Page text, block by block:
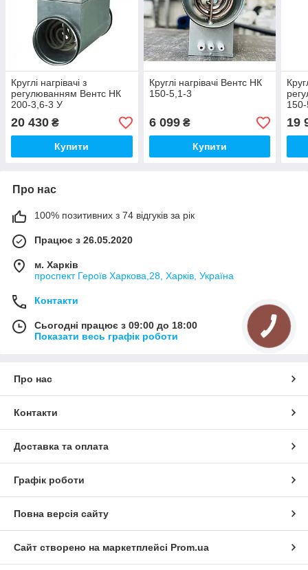
Круглі нагрівачі з
регулюванням Вентс НК
200-3,6-3 У
20 430 ₴
Купити
Круглі нагрівачі Вентс НК
150-5,1-3
6 099₴
Купити
19
Про нас
100% позитивних з 74 відгуків за рік
Працює з 26.05.2020
м. Харків
проспект Героїв Харкова,28, Харків, Україна
Контакти
Сьогодні працює з 09:00 до 18:00
Показати весь графік роботи
Про нас
Контакти
Доставка та оплата
Графік роботи
Повна версія сайту
Сайт створено на маркетплейсі Prom.ua